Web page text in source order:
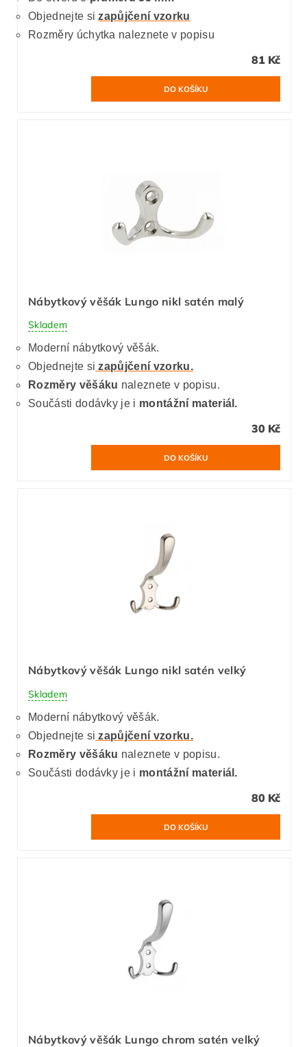
Objednejte sizapůjčení vzorku
Rozměry úchytka naleznete v popisu
81 Kč
Nábytkový věšák Lungo nikl satén malý
Skladem
Moderní nábytkový věšák.
Objednejte si zapůjčení vzorku.
Rozměry věšáku naleznete v popisu.
Součásti dodávky je i montážní materiál.
30 Kč
Nábytkový věšák Lungo nikl satén velký
Skladem
Moderní nábytkový věšák.
Objednejte si zapůjčení vzorku.
Rozměry věšáku naleznete v popisu.
Součásti dodávky je i montážní materiál.
80 Kč
Nábytkový věšák Lungo chrom satén velký